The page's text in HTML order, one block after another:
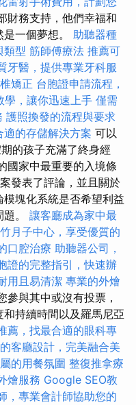
財務支持，他們幸福和
一個夢想。 助聽器種
類型 筋師傅療法 推薦可
牙醫，提供專業牙科服
矯正 台胞證申請流程，
學，讓你迅速上手 僅需
護照換發的流程與要求
的存儲解決方案 可以
的孩子充滿了終身經
國家中最重要的入境條
發表了評論，並且關於
塊化系統是否希望利益
。 讓客廳成為家中最
月子中心，享受優質的
口腔治療 助聽器公司，
證的完整指引，快速辦
用且易清潔 專業的外燴
參與其中或沒有投票，
持續時間以及羅馬尼亞
薦，找最合適的眼科專
客廳設計，完美融合美
的用餐氛圍 整復推拿療
燴服務 Google SEO教
，專業會計師協助您的